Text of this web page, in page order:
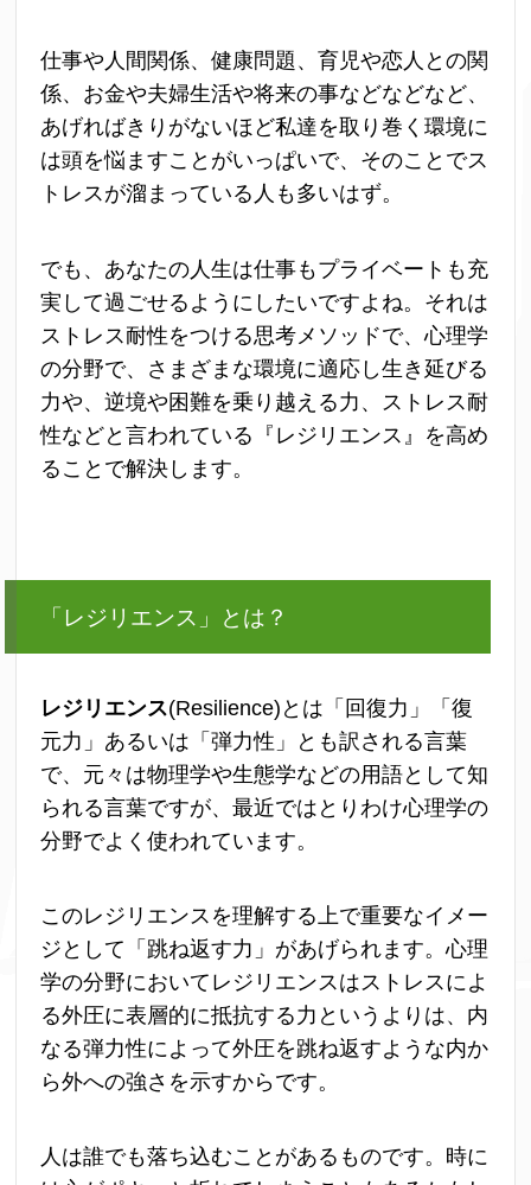
仕事や人間関係、健康問題、育児や恋人との関
係、お金や夫婦生活や将来の事などなどなど、
あげればきりがないほど私達を取り巻く環境に
は頭を悩ますことがいっぱいで、そのことでス
トレスが溜まっている人も多いはず。
でも、あなたの人生は仕事もプライベートも充
実して過ごせるようにしたいですよね。それは
ストレス耐性をつける思考メソッドで、心理学
の分野で、さまざまな環境に適応し生き延びる
力や、逆境や困難を乗り越える力、ストレス耐
性などと言われている『レジリエンス』を高め
ることで解決します。
「レジリエンス」とは？
レジリエンス(Resilience)とは「回復力」「復
元力」あるいは「弾力性」とも訳される言葉
で、元々は物理学や生態学などの用語として知
られる言葉ですが、最近ではとりわけ心理学の
分野でよく使われています。
このレジリエンスを理解する上で重要なイメー
ジとして「跳ね返す力」があげられます。心理
学の分野においてレジリエンスはストレスによ
る外圧に表層的に抵抗する力というよりは、内
なる弾力性によって外圧を跳ね返すような内か
ら外への強さを示すからです。
人は誰でも落ち込むことがあるものです。時に